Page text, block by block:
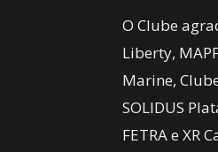
O Clube
Liberty,
Marine,
SOLIDUS
FETRA e XR